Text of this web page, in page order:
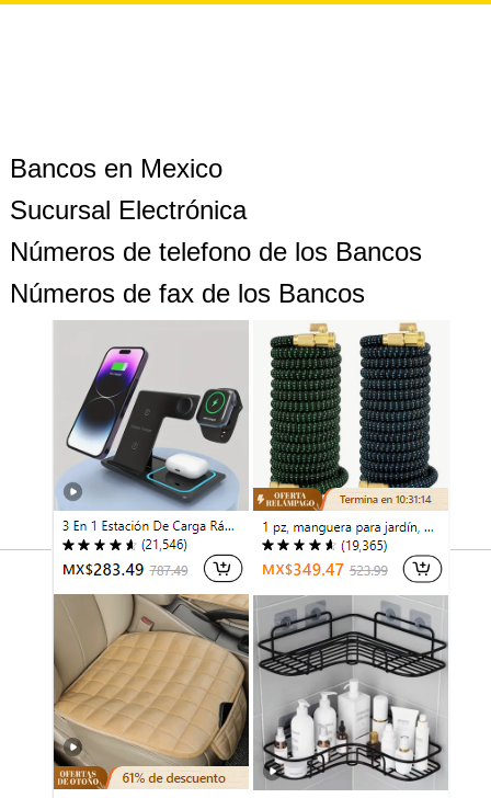
Bancos en Mexico
Sucursal Electrónica
Números de telefono de los Bancos
Números de fax de los Bancos